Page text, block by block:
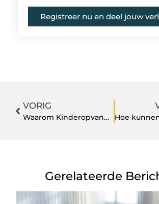
Registreer nu en deel jouw
VORIG
Waarom Kinderopvang 's Hertogenbosch de perfecte keuze is voor uw kind
Gerelateerde